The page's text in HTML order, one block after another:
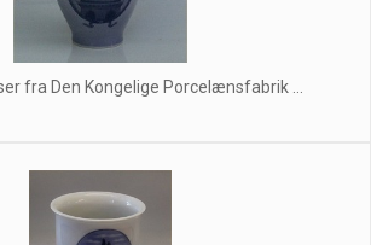
fra Den Kongelige Porcelænsfabrik ...